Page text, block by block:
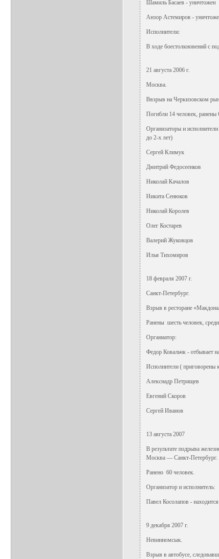
Шамиль Басаев - уничтожен
Анзор Астемиров -
Исполнители:
В ходе боестолкновений с
21 августа 2006 г.
Москва.
Ввзрыв на Черкизовском
Погибли 14 человек, ранены
Организаторы и
до 2-х лет)
Сергей Климук
Дмитрий Федосеенков
Николай Качалов
Никита Сенюков
Николай Королев
Олег Костарев
Валерий Жуковцов
Илья Тихомиров
18 февраля 2007 г.
Санкт-Петербург.
Взрыв в ресторане
Ранены шесть человек,
Органиатор:
Федор Ковальчк - отбывает
Исполнители ( приговорены
Алекснадр Петрищев
Евгений Скоров
Сергей Иванов
13 августа 2007
В результате подрыва
Москва — Санкт-Петербург.
Ранено 60 человек.
Организатор и исполнитель:
Павел Косолапов -
9 декабря 2007 г.
Невинномсык.
Взрыв в автобусе,